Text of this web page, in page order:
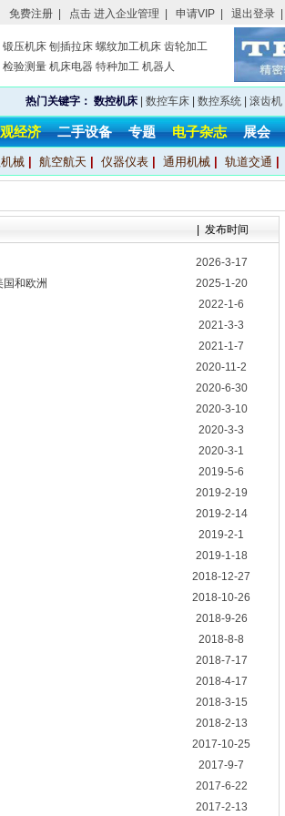
免费注册 点击 进入企业管理 申请VIP 退出登录
锻压机床 刨插拉床 螺纹加工机床 齿轮加工
检验测量 机床电器 特种加工 机器人
热门关键字： 数控机床| 数控车床| 数控系统| 滚齿机|
经济 二手设备 专题 电子杂志 展会
械 航空航天 仪器仪表 通用机械 轨道交通
| 发布时间
2026-3-17
和欧洲
2025-1-20
2022-1-6
2021-3-3
2021-1-7
2020-11-2
2020-6-30
2020-3-10
2020-3-3
2020-3-1
2019-5-6
2019-2-19
2019-2-14
2019-2-1
2019-1-18
2018-12-27
2018-10-26
2018-9-26
2018-8-8
2018-7-17
2018-4-17
2018-3-15
2018-2-13
2017-10-25
2017-9-7
2017-6-22
2017-2-13